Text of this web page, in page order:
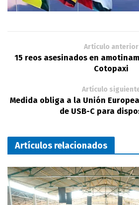
Artículo anterior
15 reos asesinados en
Cotopaxi
Artículo
Medida obliga a la Unión
de USB-C para
Artículos relacionados